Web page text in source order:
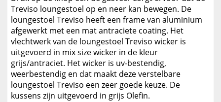
Treviso loungestoel op en neer kan bewegen. De
loungestoel Treviso heeft een frame van aluminium
afgewerkt met een mat antraciete coating. Het
vlechtwerk van de loungestoel Treviso wicker is
uitgevoerd in mix size wicker in de kleur
grijs/antraciet. Het wicker is uv-bestendig,
weerbestendig en dat maakt deze verstelbare
loungestoel Treviso een zeer goede keuze. De
kussens zijn uitgevoerd in grijs Olefin.